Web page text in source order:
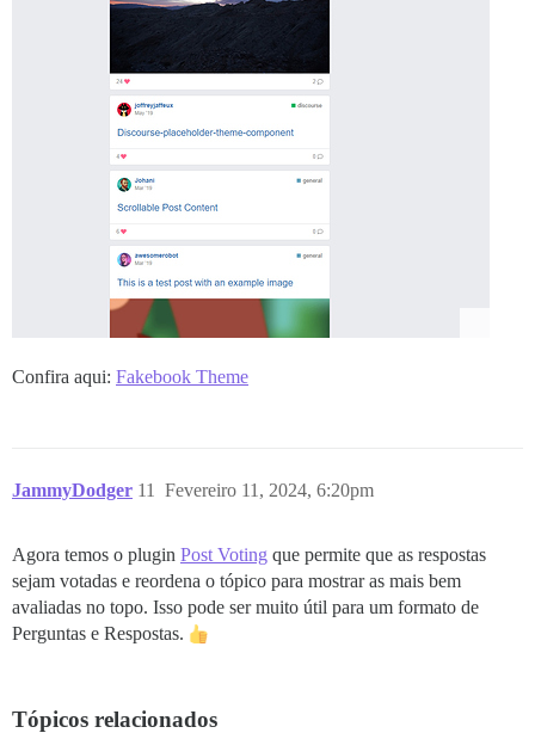
Confira aqui: Fakebook Theme
JammyDodger Fevereiro 11, 2024, 6:20pm
11
Agora temos o plugin Post Voting que permite que as respostas
sejam votadas e reordena o tópico para mostrar as mais bem
avaliadas no topo. Isso pode ser muito útil para um formato de
Perguntas e Respostas.
Tópicos relacionados